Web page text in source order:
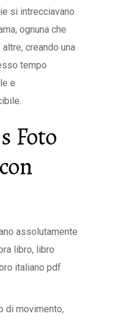
si intrecciavano
ognuna che
creando una
tempo
e
Foto
assolutamente
libro, libro
italiano pdf
di movimento,